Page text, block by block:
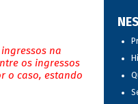
na
os ingressos
o caso, estando